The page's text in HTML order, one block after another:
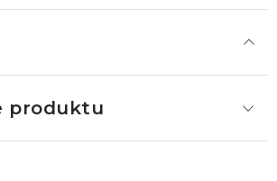
produktu